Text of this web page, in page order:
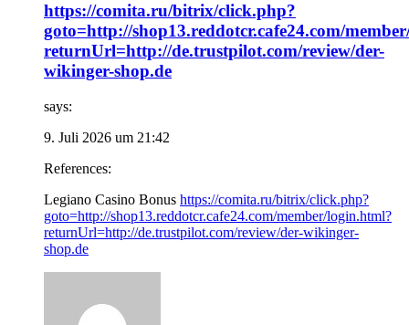
https://comita.ru/bitrix/click.php?
goto=http://shop13.reddotcr.cafe24.com/
returnUrl=http://de.trustpilot.com/review/der-
wikinger-shop.de
says:
9. Juli 2026 um 21:42
References:
Legiano Casino Bonus https://comita.ru/bitrix/click.php?
goto=http://shop13.reddotcr.cafe24.com/member/login.html?
returnUrl=http://de.trustpilot.com/review/der-wikinger-
shop.de